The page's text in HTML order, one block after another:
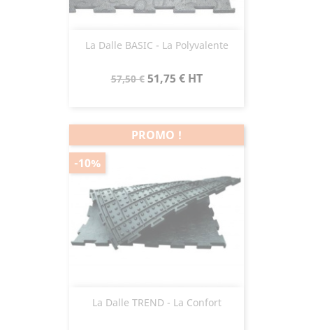
La Dalle BASIC - La Polyvalente
Prix
57,50 € Prix
51,75 €HT
La Dalle TREND - La Confort
PROMO !
-10%